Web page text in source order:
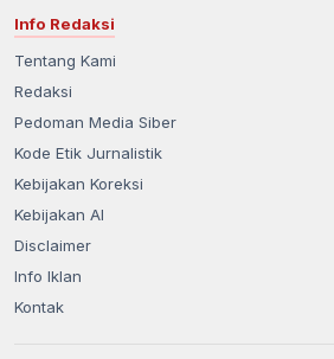
Info Redaksi
Tentang Kami
Redaksi
Pedoman Media Siber
Kode Etik Jurnalistik
Kebijakan Koreksi
Kebijakan AI
Disclaimer
Info Iklan
Kontak